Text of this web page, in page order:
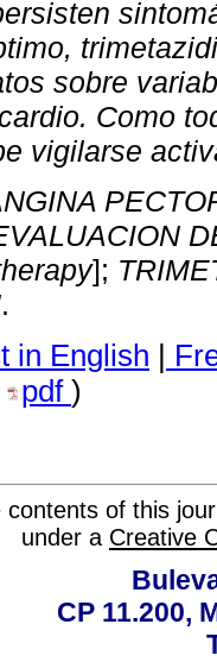
sobre
Como
vigilarse
];
.
in English |
pdf )
contents of this
under a Creative
CP 11.200,